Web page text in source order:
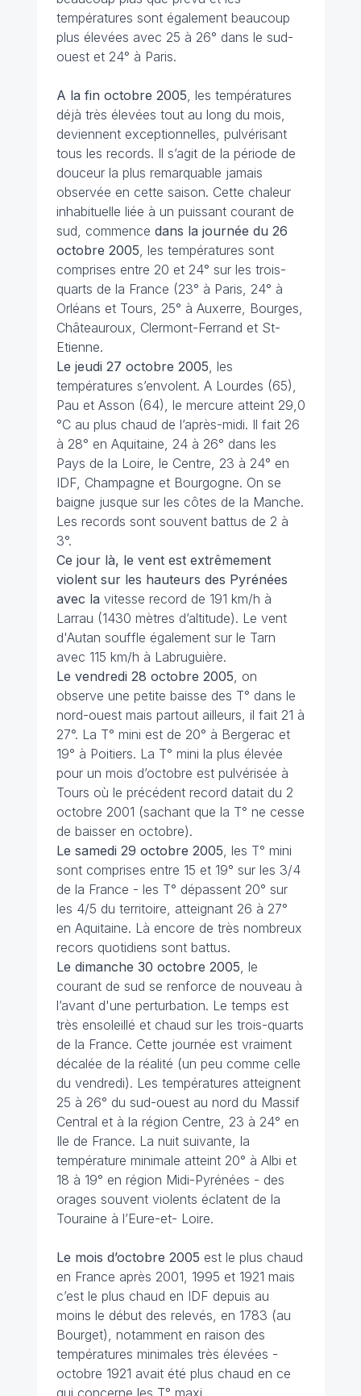
températures sont également beaucoup
plus élevées avec 25 à 26° dans le sud-
ouest et 24° à Paris.
A la fin octobre 2005, les températures
déjà très élevées tout au long du mois,
deviennent exceptionnelles, pulvérisant
tous les records. Il s’agit de la période de
douceur la plus remarquable jamais
observée en cette saison. Cette chaleur
inhabituelle liée à un puissant courant de
sud, commence dans la journée du 26
octobre 2005, les températures sont
comprises entre 20 et 24° sur les trois-
quarts de la France (23° à Paris, 24° à
Orléans et Tours, 25° à Auxerre, Bourges,
Châteauroux, Clermont-Ferrand et St-
Etienne.
Le jeudi 27 octobre 2005, les
températures s’envolent. A Lourdes (65),
Pau et Asson (64), le mercure atteint 29,0
°C au plus chaud de l’après-midi. Il fait 26
à 28° en Aquitaine, 24 à 26° dans les
Pays de la Loire, le Centre, 23 à 24° en
IDF, Champagne et Bourgogne. On se
baigne jusque sur les côtes de la Manche.
Les records sont souvent battus de 2 à
3°.
Ce jour là, le vent est extrêmement
violent sur les hauteurs des Pyrénées
avec la vitesse record de 191 km/h à
Larrau (1430 mètres d’altitude). Le vent
d'Autan souffle également sur le Tarn
avec 115 km/h à Labruguière.
Le vendredi 28 octobre 2005, on
observe une petite baisse des T° dans le
nord-ouest mais partout ailleurs, il fait 21 à
27°. La T° mini est de 20° à Bergerac et
19° à Poitiers. La T° mini la plus élevée
pour un mois d’octobre est pulvérisée à
Tours où le précédent record datait du 2
octobre 2001 (sachant que la T° ne cesse
de baisser en octobre).
Le samedi 29 octobre 2005, les T° mini
sont comprises entre 15 et 19° sur les 3/4
de la France - les T° dépassent 20° sur
les 4/5 du territoire, atteignant 26 à 27°
en Aquitaine. Là encore de très nombreux
recors quotidiens sont battus.
Le dimanche 30 octobre 2005, le
courant de sud se renforce de nouveau à
l’avant d'une perturbation. Le temps est
très ensoleillé et chaud sur les trois-quarts
de la France. Cette journée est vraiment
décalée de la réalité (un peu comme celle
du vendredi). Les températures atteignent
25 à 26° du sud-ouest au nord du Massif
Central et à la région Centre, 23 à 24° en
Ile de France. La nuit suivante, la
température minimale atteint 20° à Albi et
18 à 19° en région Midi-Pyrénées - des
orages souvent violents éclatent de la
Touraine à l’Eure-et- Loire.
Le mois d’octobre 2005 est le plus chaud
en France après 2001, 1995 et 1921 mais
c’est le plus chaud en IDF depuis au
moins le début des relevés, en 1783 (au
Bourget), notamment en raison des
températures minimales très élevées -
octobre 1921 avait été plus chaud en ce